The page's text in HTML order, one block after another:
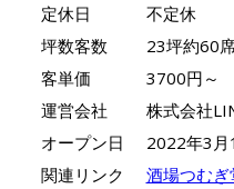
定休日
不定休
坪数客数
23坪約60
客単価
3700円～
運営会社
株式会社
オープン日
2022年3月
関連リンク
酒場つむぎ